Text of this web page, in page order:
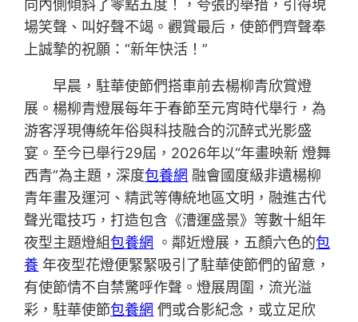
向內側傾斜了零點五度！，夸張的舉措，引得現
場笑聲、叫好聲不竭。觀賞最后，使節們齊聲奉
上誠摯的祝願：“新年快活！”
早晨，駐華使節們搭車前去楊柳青欣賞燈
展。楊柳青燈展每年于春節至元宵時代舉行，為
游客浮現傳統年俗與科技融合的沉醉式光影盛
宴。至今已舉行29屆，2026年以“年畫映新 燈舞
西青”為主題，深度包養網 融會國度級非遺楊柳
青年畫及運河、精武等傳統地區文明，融進古代
聲光電技巧，打造包含《漕運盛景》等數十組年
夜型主題燈組包養網 。鄰近燈展，五顏六色的包
養 年夜型花燈便緊緊吸引了駐華使節們的留意，
有使節情不自禁驚呼作聲。燈展周圍，流光溢
彩，駐華使節包養網 們或合影紀念，或立足欣